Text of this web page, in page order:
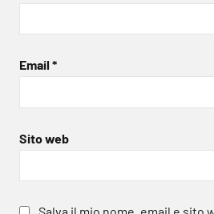
Email *
Sito web